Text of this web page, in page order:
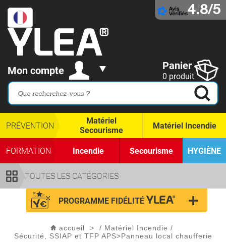
4.8/5
Mon compte Panier
0 produit
TOUTES LES CATÉGORIES
PRÉVENTION
Matériel
Secourisme
Matériel Incendie
FORMATION Incendie Secourisme HYGIÈNE
PROGRAMME FIDÉLITÉ
accueil > / Matériel Incendie /
Sécurité, SSIAP et TFP APS>Panneau local chaufferie